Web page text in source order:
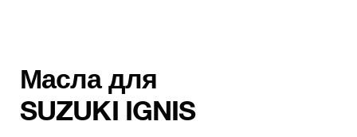
Масла для
SUZUKI IGNIS